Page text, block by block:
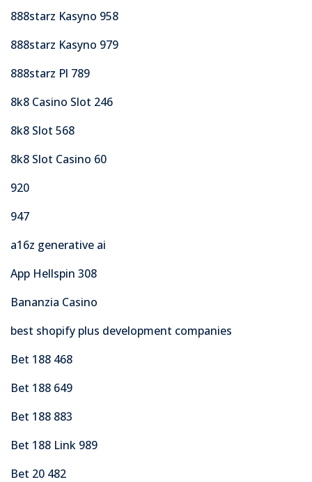
888starz Kasyno 958
888starz Kasyno 979
888starz Pl 789
8k8 Casino Slot 246
8k8 Slot 568
8k8 Slot Casino 60
920
947
a16z generative ai
App Hellspin 308
Bananzia Casino
best shopify plus development companies
Bet 188 468
Bet 188 649
Bet 188 883
Bet 188 Link 989
Bet 20 482